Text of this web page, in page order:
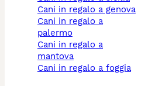
cani in regalo a genova
cani in regalo a
palermo
cani in regalo a
mantova
cani in regalo a foggia